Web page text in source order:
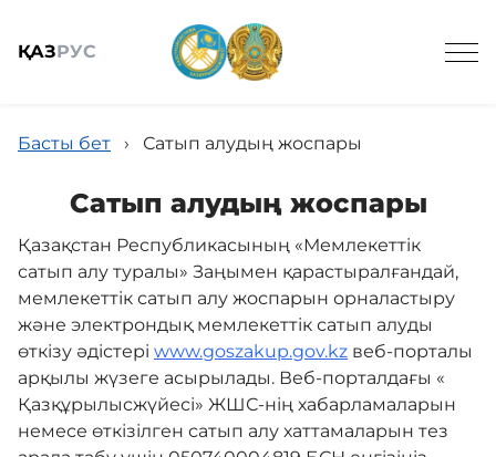
ҚАЗРУС
Жалпы мәлімет
Техникалық қадағалау
Мемлекеттік сатып алу
Басты бет › Сатып алудың жоспары
Сатып алудың жоспары
Қазақстан Республикасының «Мемлекеттік
сатып алу туралы» Заңымен қарастыралғандай,
мемлекеттік сатып алу жоспарын орналастыру
және электрондық мемлекеттік сатып алуды
өткізу әдістері www.goszakup.gov.kz веб-порталы
арқылы жүзеге асырылады. Веб-порталдағы «
Қазқұрылысжүйесі» ЖШС-нің хабарламаларын
немесе өткізілген сатып алу хаттамаларын тез